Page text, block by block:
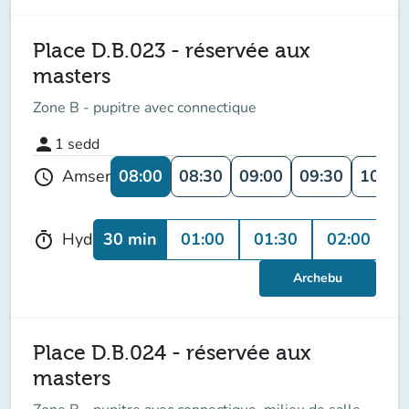
Place D.B.023 - réservée aux
masters
Zone B - pupitre avec connectique
person 1 sedd
schedule Amser 08:00 08:30 09:00 09:30 10:00
timer Hyd 30 min 01:00 01:30 02:00
Archebu
Place D.B.024 - réservée aux
masters